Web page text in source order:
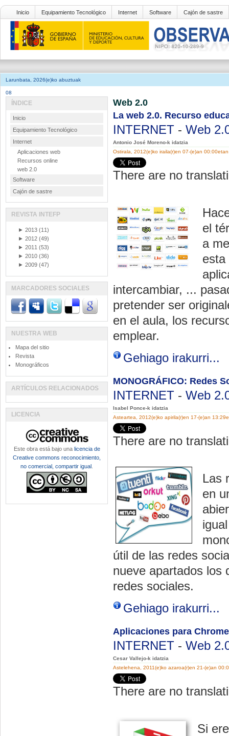
Inicio Equipamiento Tecnológico Internet Software Cajón de sastre
Larunbata, 2026(e)ko abuztuak
08
Web 2.0
La web 2.0. Recurso
INTERNET - Web
Antonio José Moreno-k idatzia
Ostirala, 2012(e)ko iraila(r)en 07-(e)an 00:00etan
There are no
el
a
esta
intercambiar, ...
pretender ser
en el aula, los
emplear.
Gehiago irakurri...
MONOGRÁFICO: Redes
INTERNET - Web
Isabel Ponce-k idatzia
Asteartea, 2012(e)ko apirila(r)en 17-(e)an
There are no
Las
en
útil de las redes
nueve apartados los
redes sociales.
Gehiago irakurri...
Aplicaciones para Chrome
INTERNET - Web
Cesar Vallejo-k idatzia
Astelehena, 2011(e)ko azaroa(r)en 21-(e)an
There are no
Si
ÍNDICE
Inicio
Equipamiento Tecnológico
Internet
Aplicaciones web
Recursos online
web 2.0
Software
Cajón de sastre
REVISTA INTEFP
► 2013 (11)
► 2012 (49)
► 2011 (53)
► 2010 (36)
► 2009 (47)
MARCADORES SOCIALES
NUESTRA WEB
Mapa del sitio
Revista
Monográficos
ARTÍCULOS RELACIONADOS
LICENCIA
Este obra está bajo una licencia de
Creative commons reconocimiento,
no comercial, compartir igual